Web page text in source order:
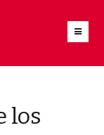
los